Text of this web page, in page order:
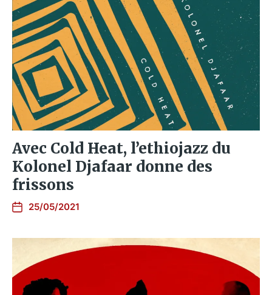
Avec Cold Heat, l’ethiojazz du
Kolonel Djafaar donne des
frissons
25/05/2021